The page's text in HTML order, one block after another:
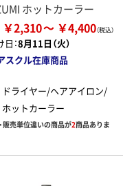
ホットカーラー
￥2,310 ￥4,400
：8月11日（火）
スクル在庫商品
ドライヤー/ヘアアイロン/
ホットカーラー
販売単位違いの商品が2商品ありま